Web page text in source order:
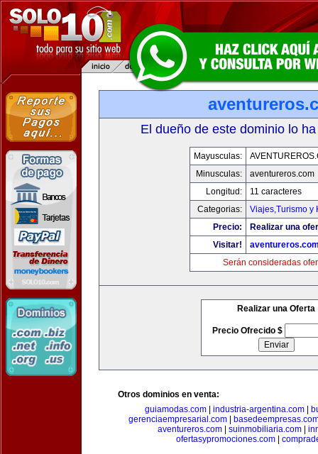
El dueño de este dominio lo
Mayusculas:
Minusculas:
aventureros.com
Longitud:
11 caracteres
Categorias:
Viajes,Turismo y
Precio:
Realizar una
Visitar!
Serán consideradas
Realizar una Oferta
Precio Ofrecido $
Otros dominios en venta:
guiamodas.com| industria-argentina.com|
gerenciaempresarial.com|
aventureros.com| suinmobiliaria.com|
ofertasypromociones.com|